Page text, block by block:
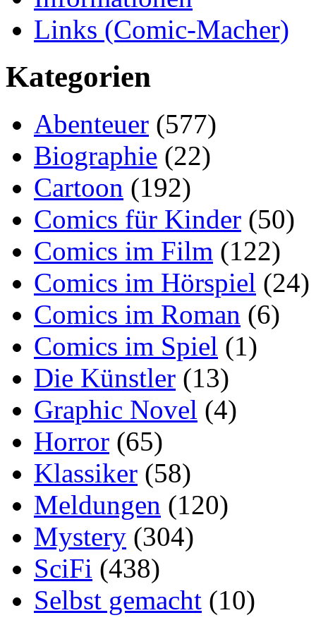
Links (Comic-Macher)
Kategorien
Abenteuer (577)
Biographie (22)
Cartoon (192)
Comics für Kinder (50)
Comics im Film (122)
Comics im Hörspiel (24)
Comics im Roman (6)
Comics im Spiel (1)
Die Künstler (13)
Graphic Novel (4)
Horror (65)
Klassiker (58)
Meldungen (120)
Mystery (304)
SciFi (438)
Selbst gemacht (10)